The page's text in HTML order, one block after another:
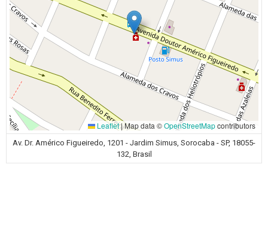
Leaflet|Map data ©OpenStreetMapcontributors
Av. Dr. Américo Figueiredo, 1201 - Jardim Simus, Sorocaba - SP, 18055-
132, Brasil